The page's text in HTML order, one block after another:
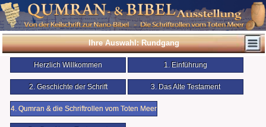
Ihre Auswahl: Rundgang
Herzlich Willkommen 1. Einführung
2. Geschichte der Schrift 3. Das Alte Testament
4. Qumran & die Schriftrollen vom Toten Meer